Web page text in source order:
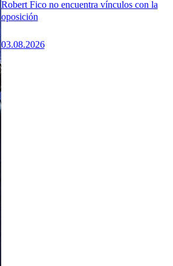
Robert Fico no encuentra vínculos con la
oposición
03.08.2026